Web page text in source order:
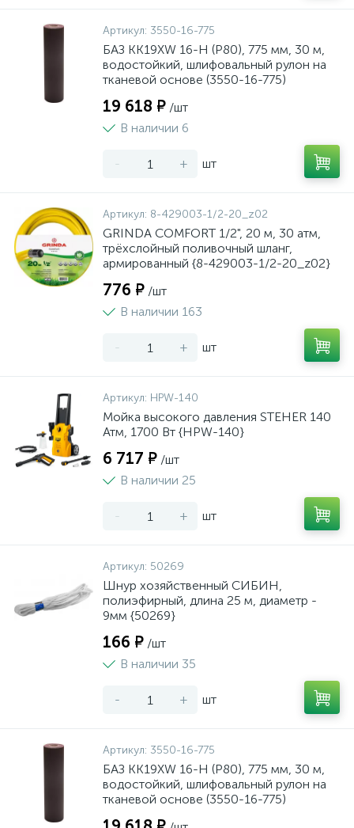
Артикул: 3550-16-775
БАЗ KK19XW 16-H (Р80), 775 мм, 30 м,
водостойкий, шлифовальный рулон на
тканевой основе (3550-16-775)
19 618 ₽ /шт
В наличии 6
- + шт
Артикул: 8-429003-1/2-20_z02
GRINDA COMFORT 1/2", 20 м, 30 атм,
трёхслойный поливочный шланг,
армированный {8-429003-1/2-20_z02}
776 ₽ /шт
В наличии 163
- + шт
Артикул: HPW-140
Мойка высокого давления STEHER 140
Атм, 1700 Вт {HPW-140}
6 717 ₽ /шт
В наличии 25
- + шт
Артикул: 50269
Шнур хозяйственный СИБИН,
полиэфирный, длина 25 м, диаметр -
9мм {50269}
166 ₽ /шт
В наличии 35
- + шт
Артикул: 3550-16-775
БАЗ KK19XW 16-H (Р80), 775 мм, 30 м,
водостойкий, шлифовальный рулон на
тканевой основе (3550-16-775)